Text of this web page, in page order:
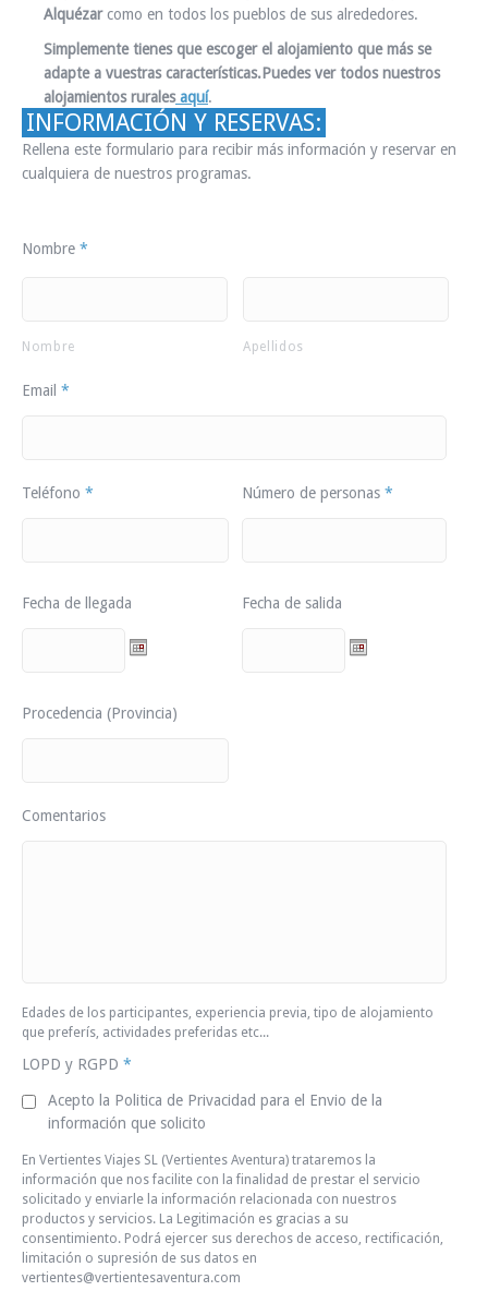
Alquézarcomo en todos los pueblos de sus alrededores.
Simplemente tienes que escoger el alojamiento que más se
adapte a vuestras características.Puedes ver todos nuestros
alojamientos ruralesaquí.
INFORMACIÓN Y RESERVAS:
Rellena este formulario para recibir más información y reservar en
cualquiera de nuestros programas.
Nombre *
Nombre Apellidos
Email *
Teléfono * Número de personas *
Fecha de llegada Fecha de salida
Procedencia (Provincia)
Comentarios
Edades de los participantes, experiencia previa, tipo de alojamiento
que preferís, actividades preferidas etc...
LOPD y RGPD *
Acepto la Politica de Privacidad para el Envio de la
información que solicito
En Vertientes Viajes SL (Vertientes Aventura) trataremos la
información que nos facilite con la finalidad de prestar el servicio
solicitado y enviarle la información relacionada con nuestros
productos y servicios. La Legitimación es gracias a su
consentimiento. Podrá ejercer sus derechos de acceso, rectificación,
limitación o supresión de sus datos en
vertientes@vertientesaventura.com